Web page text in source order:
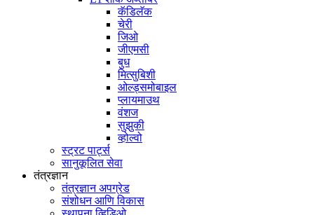
कॅडिलॅक
चेरी
जिओ
जीएमसी
बुध
मित्सुबिशी
ओल्ड्समोबाइल
प्लायमाउथ
वंशज
सुझुकी
व्होल्वो
स्ट्रट पार्ट्स
सानुकूलित सेवा
तंत्रज्ञान
तंत्रज्ञान अपग्रेड
संशोधन आणि विकास